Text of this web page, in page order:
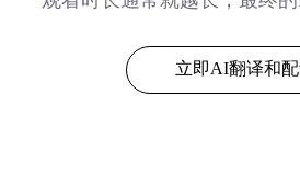
立即AI翻译和